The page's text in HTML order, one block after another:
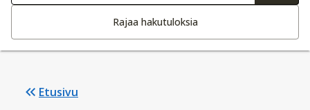
Rajaa hakutuloksia
Etusivu